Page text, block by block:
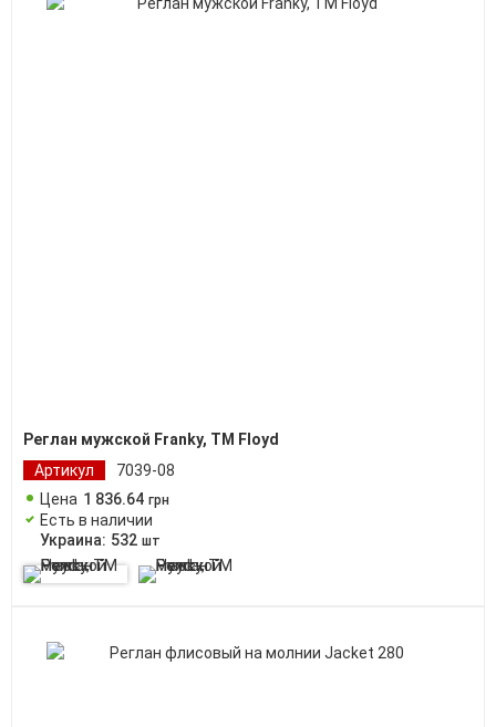
Реглан мужской Franky, TM Floyd
Артикул
7039-08
Цена 1 836.64 грн
Есть в наличии
Украина: 532 шт